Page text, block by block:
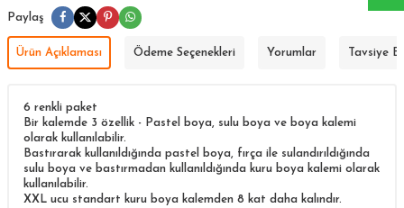
Paylaş
Ürün Açıklaması Ödeme Seçenekleri Yorumlar Tavsiye
6 renkli paket
Bir kalemde 3 özellik - Pastel boya, sulu boya ve boya kalemi
olarak kullanılabilir.
Bastırarak kullanıldığında pastel boya, fırça ile sulandırıldığında
sulu boya ve bastırmadan kullanıldığında kuru boya kalemi olarak
kullanılabilir.
XXL ucu standart kuru boya kalemden 8 kat daha kalındır.